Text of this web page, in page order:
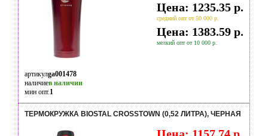
Цена: 1235.35 р.
средний опт от 50 000 р.
Цена: 1383.59 р.
мелкий опт от 10 000 р.
артикулga001478
наличиев наличии
мин опт.1
ТЕРМОКРУЖКА BIOSTAL CROSSTOWN (0,52 ЛИТРА), ЧЕРНАЯ